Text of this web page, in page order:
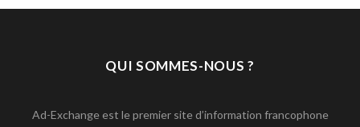
QUI SOMMES-NOUS ?
Ad-Exchange est le premier site d’information francophone